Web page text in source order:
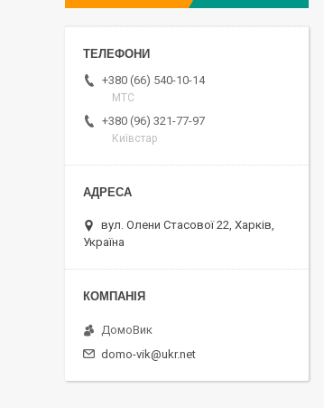
+380 (66) 540-10-14
МТС
+380 (96) 321-77-97
Київстар
вул. Олени Стасової 22, Харків,
Україна
ДомоВик
domo-vik@ukr.net